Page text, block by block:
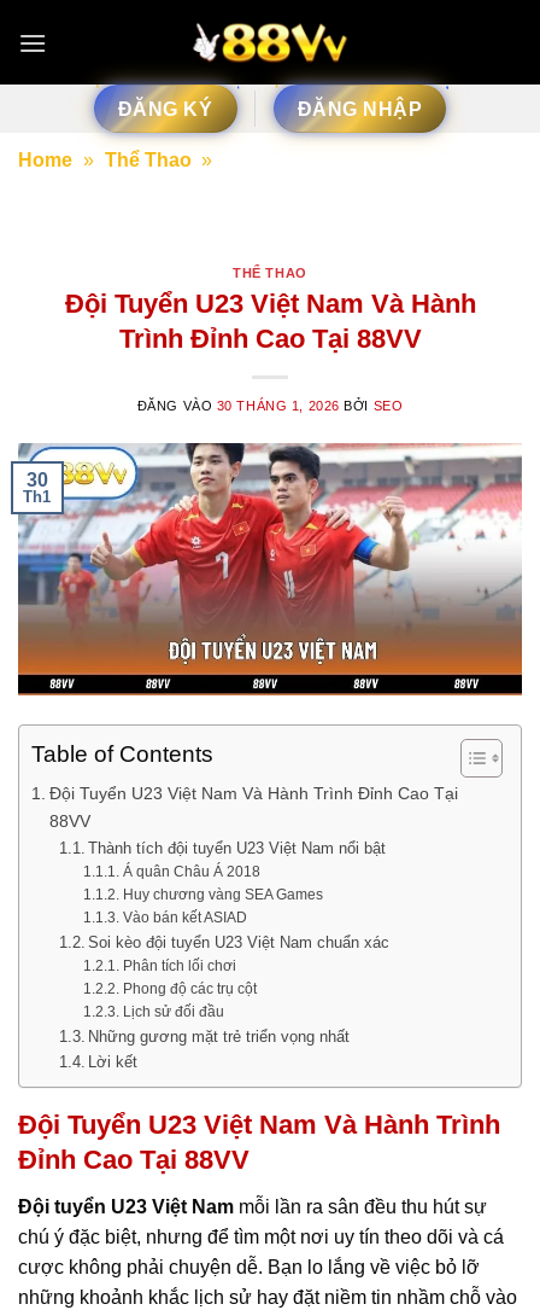
qua
ĐĂNG KÝ ĐĂNG NHẬP
Home » Thể Thao »
THỂ THAO
Đội Tuyển U23 Việt Nam Và Hành
Trình Đỉnh Cao Tại 88VV
ĐĂNG VÀO 30 THÁNG 1, 2026 BỞI SEO
30
Th1
Table of Contents
Đội Tuyển U23 Việt Nam Và Hành Trình Đỉnh Cao Tại
88VV
Thành tích đội tuyển U23 Việt Nam nổi bật
Á quân Châu Á 2018
Huy chương vàng SEA Games
Vào bán kết ASIAD
Soi kèo đội tuyển U23 Việt Nam chuẩn xác
Phân tích lối chơi
Phong độ các trụ cột
Lịch sử đối đầu
Những gương mặt trẻ triển vọng nhất
Lời kết
Đội Tuyển U23 Việt Nam Và Hành Trình
Đỉnh Cao Tại 88VV
Đội tuyển U23 Việt Nam mỗi lần ra sân đều thu hút sự
chú ý đặc biệt, nhưng để tìm một nơi uy tín theo dõi và cá
cược không phải chuyện dễ. Bạn lo lắng về việc bỏ lỡ
những khoảnh khắc lịch sử hay đặt niềm tin nhầm chỗ vào